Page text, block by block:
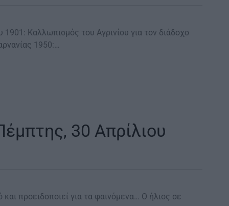
1901: Καλλωπισμός του Αγρινίου για τον διάδοχο
1950:…
30 Απρίλιου
προειδοποιεί για τα φαινόμενα… Ο ήλιος σε